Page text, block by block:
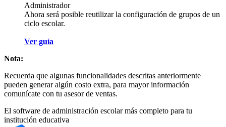
Administrador
Ahora será posible reutilizar la configuración de grupos de un
ciclo escolar.
Ver guía
Nota:
Recuerda que algunas funcionalidades descritas anteriormente
pueden generar algún costo extra, para mayor información
comunícate con tu asesor de ventas.
El software de administración escolar más completo para tu
institución educativa